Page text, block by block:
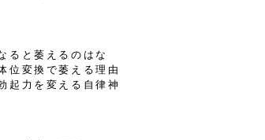
ると萎えるのはな
変換で萎える理由
起力を変える自律神